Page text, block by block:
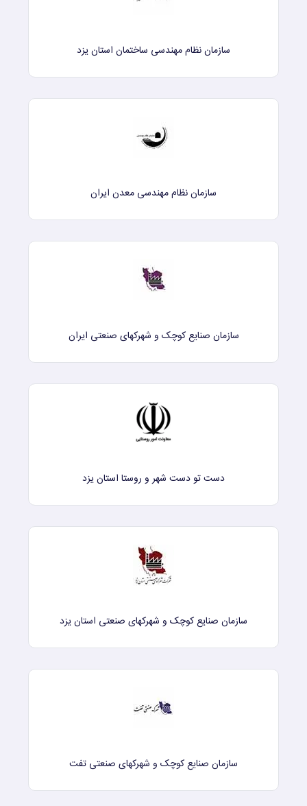
سازمان نظام مهندسی ساختمان استان یزد
سازمان نظام مهندسی معدن ایران
سازمان صنایع کوچک و شهرکهای صنعتی ایران
دست تو دست شهر و روستا استان یزد
سازمان صنایع کوچک و شهرکهای صنعتی استان یزد
سازمان صنایع کوچک و شهرکهای صنعتی تفت